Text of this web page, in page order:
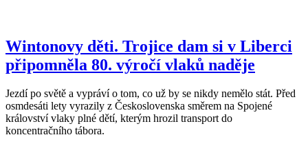
Wintonovy děti. Trojice dam si v Liberci
připomněla 80. výročí vlaků naděje
Jezdí po světě a vypráví o tom, co už by se nikdy nemělo stát. Před
osmdesáti lety vyrazily z Československa směrem na Spojené
království vlaky plné dětí, kterým hrozil transport do
koncentračního tábora.